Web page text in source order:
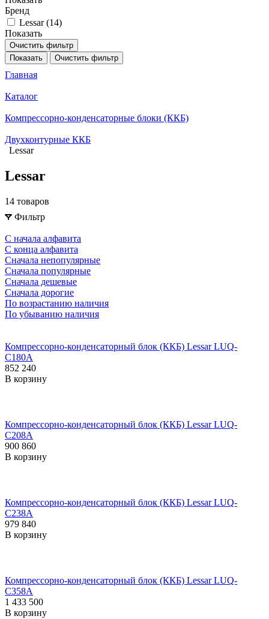
Бренд
Lessar (14)
Показать
Очистить фильтр
Показать
Очистить фильтр
Главная
Каталог
Компрессорно-конденсаторные блоки (ККБ)
Двухконтурные ККБ
Lessar
Lessar
14 товаров
Фильтр
С начала алфавита
С конца алфавита
Сначала непопулярные
Сначала популярные
Сначала дешевые
Сначала дорогие
По возрастанию наличия
По убыванию наличия
Компрессорно-конденсаторный блок (ККБ) Lessar LUQ-
C180A
852 240
В корзину
Компрессорно-конденсаторный блок (ККБ) Lessar LUQ-
C208A
900 860
В корзину
Компрессорно-конденсаторный блок (ККБ) Lessar LUQ-
C238A
979 840
В корзину
Компрессорно-конденсаторный блок (ККБ) Lessar LUQ-
C358A
1 433 500
В корзину